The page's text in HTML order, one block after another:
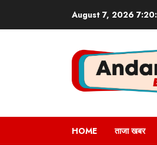
August 7, 2026
HOME ताजा खबर